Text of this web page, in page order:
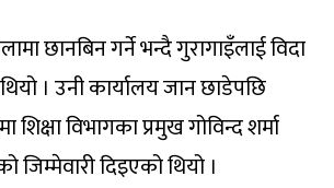
छानबिन गर्ने भन्दै गुरागाइँलाई विदा
। उनी कार्यालय जान छाडेपछि
शिक्षा विभागका प्रमुख गोविन्द शर्मा
जिम्मेवारी दिइएको थियो ।